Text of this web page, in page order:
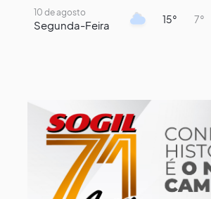
10 de agosto
Segunda-Feira 15° 7°
13 de agosto
Quinta-Feira 19° 13°
14 de agosto
Sexta-Feira 18° 14°